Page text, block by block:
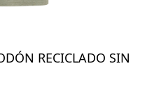
RECICLADO SIN